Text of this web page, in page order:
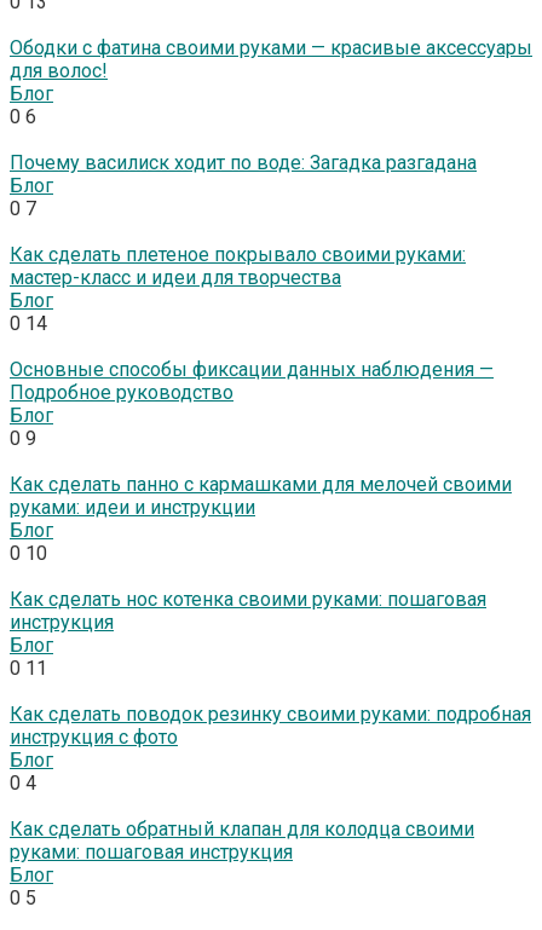
Ободки с фатина своими руками — красивые аксессуары
для волос!
Блог
0 6
Почему василиск ходит по воде: Загадка разгадана
Блог
0 7
Как сделать плетеное покрывало своими руками:
мастер-класс и идеи для творчества
Блог
0 14
Основные способы фиксации данных наблюдения —
Подробное руководство
Блог
0 9
Как сделать панно с кармашками для мелочей своими
руками: идеи и инструкции
Блог
0 10
Как сделать нос котенка своими руками: пошаговая
инструкция
Блог
0 11
Как сделать поводок резинку своими руками: подробная
инструкция с фото
Блог
0 4
Как сделать обратный клапан для колодца своими
руками: пошаговая инструкция
Блог
0 5